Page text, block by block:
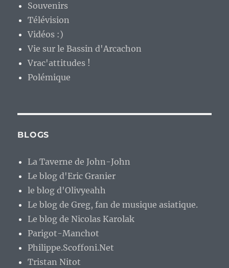
Souvenirs
Télévision
Vidéos :)
Vie sur le Bassin d'Arcachon
Vrac'attitudes !
Polémique
BLOGS
La Taverne de John-John
Le blog d'Eric Granier
le blog d'Olivyeahh
Le blog de Greg, fan de musique asiatique.
Le blog de Nicolas Karolak
Parigot-Manchot
Philippe.Scoffoni.Net
Tristan Nitot